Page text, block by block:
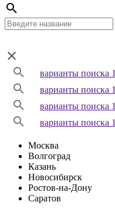
варианты поиска 1
варианты поиска 1
варианты поиска 1
варианты поиска 1
Москва
Волгоград
Казань
Новосибирск
Ростов-на-Дону
Саратов